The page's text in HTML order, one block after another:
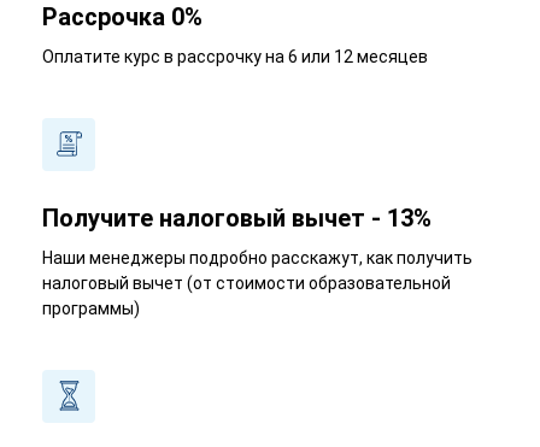
Рассрочка 0%
Оплатите курс в рассрочку на 6 или 12 месяцев
Получите налоговый вычет - 13%
Наши менеджеры подробно расскажут, как получить
налоговый вычет (от стоимости образовательной
программы)